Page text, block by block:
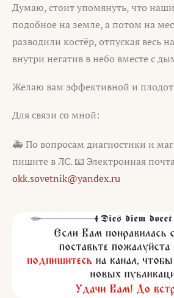
Думаю, стоит упомянуть, что
подобное на земле, а потом на
разводили костёр, отпуская весь
внутри негатив в небо вместе с
Желаю вам эффективной и
Для связи со мной:
🚑 По вопросам диагностики и
пишите в ЛС. 📧 Электронная
okk.sovetnik@yandex.ru